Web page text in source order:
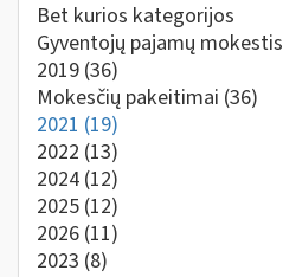
Bet kurios kategorijos
Gyventojų pajamų mokestis
2019 (36)
Mokesčių pakeitimai (36)
2021 (19)
2022 (13)
2024 (12)
2025 (12)
2026 (11)
2023 (8)